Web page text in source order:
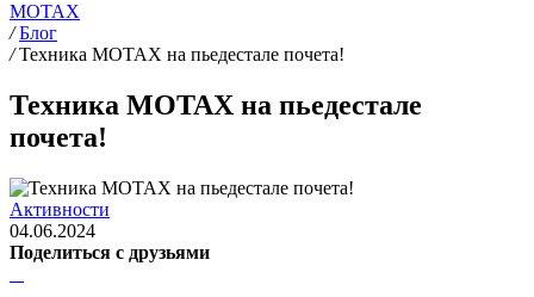
MOTAX
/ Блог
/ Техника MOTAX на пьедестале почета!
Техника MOTAX на пьедестале
почета!
Активности
04.06.2024
Поделиться с друзьями